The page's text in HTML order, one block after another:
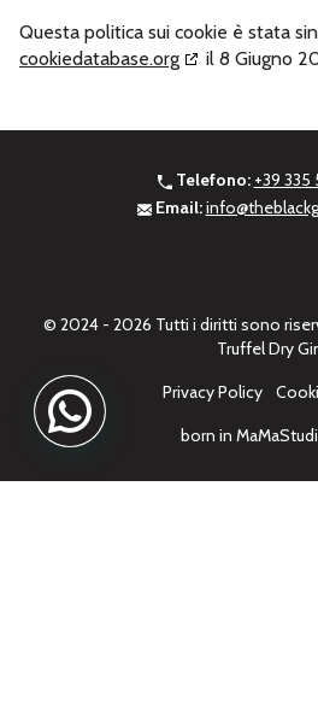
Questa politica sui cookie è stata
cookiedatabase.org
il 8 Giugno
Telefono: +39 335
Email:
© 2024 - 2026 Tutti i diritti sono
Truffel Dry
Privacy Policy
born in